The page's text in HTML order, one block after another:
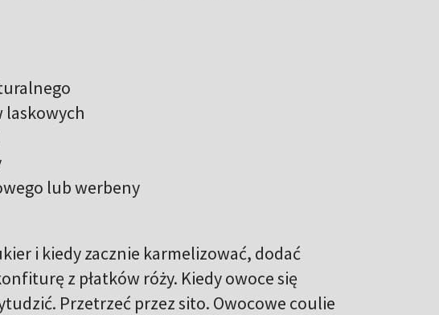
laskowych
lub werbeny
i kiedy zacznie karmelizować, dodać
z płatków róży. Kiedy owoce się
Przetrzeć przez sito. Owocowe coulie